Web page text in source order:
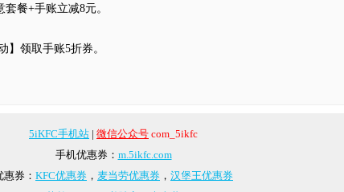
餐+手账立减8元。
】领取手账5折券。
5iKFC手机站 | 微信公众号 com_5ikfc
手机优惠券： m.5ikfc.com
惠券： KFC优惠券 ， 麦当劳优惠券 ， 汉堡王优惠券